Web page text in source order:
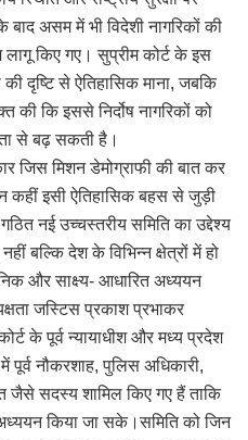
असम में भी विदेशी नागरिकों की
किए गए। सुप्रीम कोर्ट के इस
दृष्टि से ऐतिहासिक माना, जबकि
की कि इससे निर्दोष नागरिकों को
से बढ़ सकती है।
जिस मिशन डेमोग्राफी की बात कर
कहीं इसी ऐतिहासिक बहस से जुड़ी
नई उच्चस्तरीय समिति का उद्देश्य
बल्कि देश के विभिन्न क्षेत्रों में हो
और साक्ष्य- आधारित अध्ययन
जस्टिस प्रकाश प्रभाकर
के पूर्व न्यायाधीश और मध्य प्रदेश
नौकरशाह, पुलिस अधिकारी,
सदस्य शामिल किए गए हैं ताकि
किया जा सके।समिति को जिन